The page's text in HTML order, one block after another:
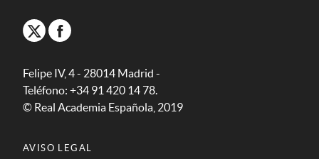
Felipe IV, 4 - 28014 Madrid -
Teléfono: +34 91 420 14 78.
© Real Academia Española, 2019
AVISO LEGAL